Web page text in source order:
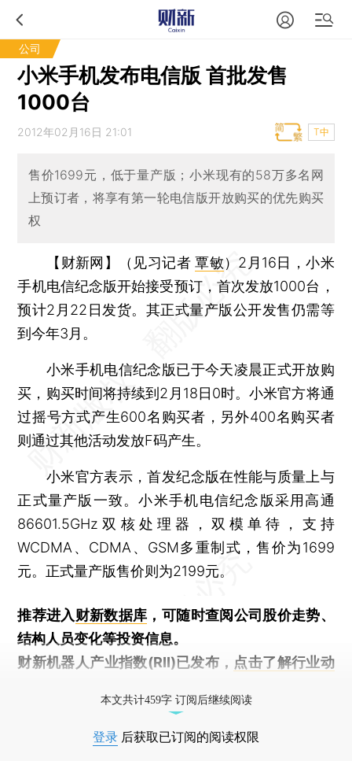
公司
小米手机发布电信版 首批发售
1000台
2012年02月16日 21:01 T中
售价1699元，低于量产版；小米现有的58万多名网
上预订者，将享有第一轮电信版开放购买的优先购买
权
【财新网】（见习记者覃敏） 2月16日，小米
手机电信纪念版开始接受预订，首次发放1000台，
预计2月22日发货。其正式量产版公开发售仍需等
到今年3月。
小米手机电信纪念版已于今天凌晨正式开放购
买，购买时间将持续到2月18日0时。小米官方将通
过摇号方式产生600名购买者，另外400名购买者
则通过其他活动发放F码产生。
小米官方表示，首发纪念版在性能与质量上与
正式量产版一致。小米手机电信纪念版采用高通
86601.5GHz双核处理器，双模单待，支持
WCDMA、CDMA、GSM多重制式，售价为1699
元。正式量产版售价则为2199元。
推荐进入财新数据库 ，可随时查阅公司股价走势、
结构人员变化等投资信息。
财新机器人产业指数(RII)已发布， 点击了解行业动
本文共计459字 订阅后继续阅读
登录 后获取已订阅的阅读权限